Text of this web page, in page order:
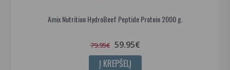
Amix Nutrition HydroBeef Peptide Protein 2000 g.
79.95€ 59.95€
Į KREPŠELĮ